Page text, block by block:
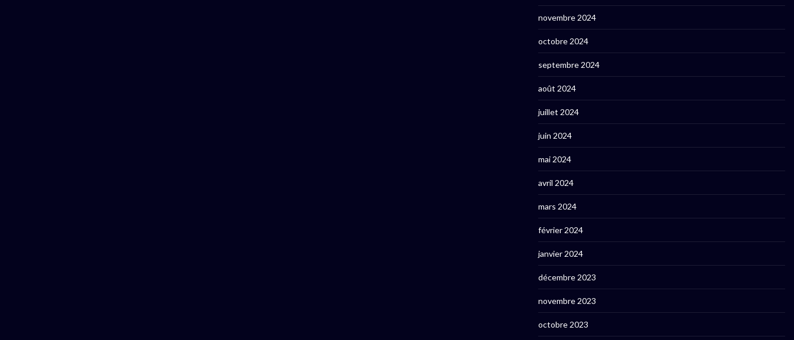
novembre 2024
octobre 2024
septembre 2024
août 2024
juillet 2024
juin 2024
mai 2024
avril 2024
mars 2024
février 2024
janvier 2024
décembre 2023
novembre 2023
octobre 2023